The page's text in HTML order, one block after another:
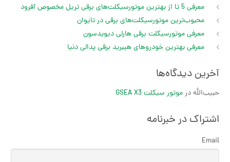
معرفی 5 تا از بهترین موتورسیکلت‌های برقی تریل مخصوص آفرود
محبوب‌ترین موتورسیکلت‌های برقی در تایوان
معرفی موتورسیکلت برقی هارلی دیویدسون
معرفی بهترین خودروهای هیبرید برقی پدالی دنیا
آخرین دیدگاه‌ها
حبیب‌اللهدرموتور سیکلت GSEA X3
اشتراک در خبرنامه
Email